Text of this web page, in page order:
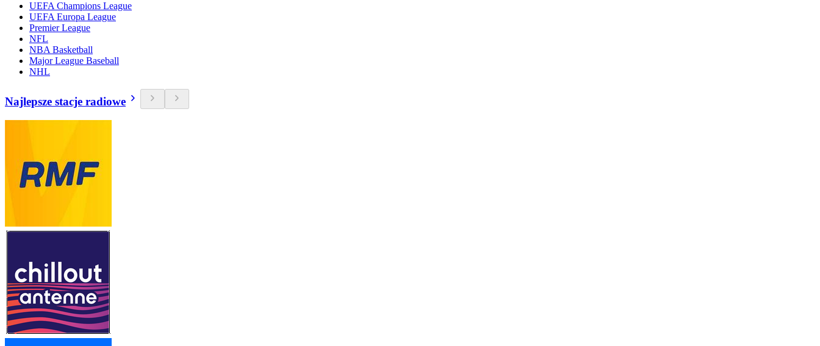
UEFA Champions League
UEFA Europa League
Premier League
NFL
NBA Basketball
Major League Baseball
NHL
Najlepsze stacje radiowe